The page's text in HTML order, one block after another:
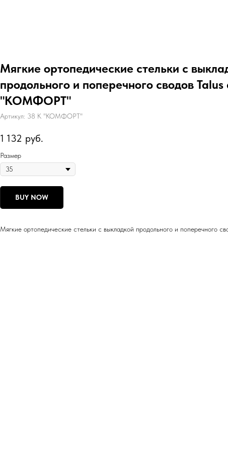
Мягкие ортопедические стельки с
продольного и поперечного сводов
"КОМФОРТ"
Артикул: 38 К "КОМФОРТ"
1 132 руб.
Размер
BUY NOW
Мягкие ортопедические стельки с выкладкой продольного и поперечного